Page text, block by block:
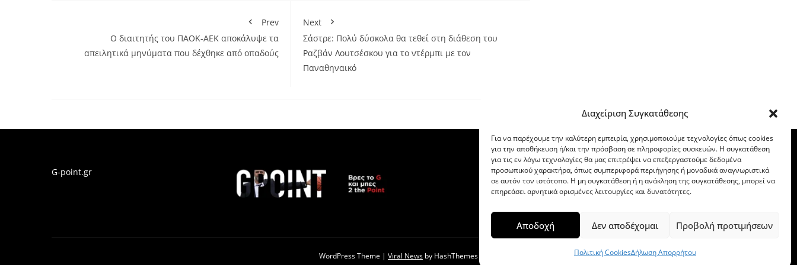
Διαχείριση Συγκατάθεσης
Για να παρέχουμε την καλύτερη εμπειρία, χρησιμοποιούμε τεχνολογίες όπως cookies
για την αποθήκευση ή/και την πρόσβαση σε πληροφορίες συσκευών. Η συγκατάθεση
για τις εν λόγω τεχνολογίες θα μας επιτρέψει να επεξεργαστούμε δεδομένα
προσωπικού χαρακτήρα, όπως συμπεριφορά περιήγησης ή μοναδικά αναγνωριστικά
σε αυτόν τον ιστότοπο. Η μη συγκατάθεση ή η ανάκληση της συγκατάθεσης, μπορεί να
επηρεάσει αρνητικά ορισμένες λειτουργίες και δυνατότητες.
Αποδοχή Δεν αποδέχομαι Προβολή προτιμήσεων
Πολιτική CookiesΔήλωση Απορρήτου
Prev
Ο διαιτητής του ΠΑΟΚ-ΑΕΚ αποκάλυψε τα
απειλητικά μηνύματα που δέχθηκε από οπαδούς
Next
Σάστρε: Πολύ δύσκολα θα τεθεί στη διάθεση του
Ραζβάν Λουτσέσκου για το ντέρμπι με τον
Παναθηναικό
G-point.gr
WordPress Theme | Viral News by HashThemes